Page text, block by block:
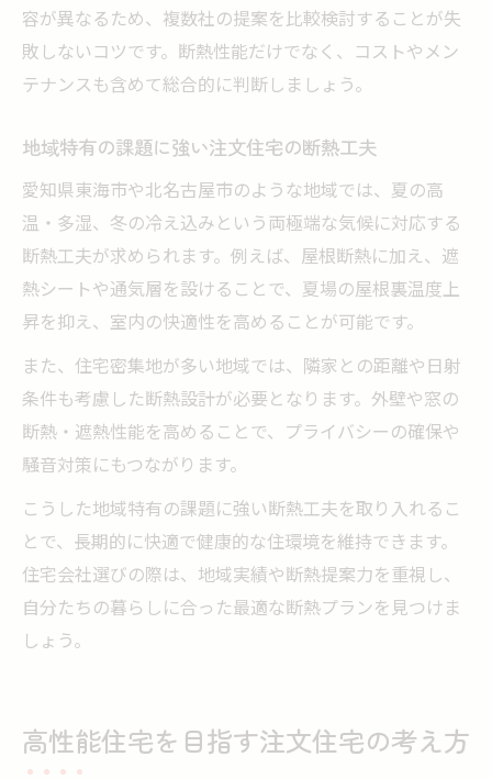
容が異なるため、複数社の提案を比較検討することが失
敗しないコツです。断熱性能だけでなく、コストやメン
テナンスも含めて総合的に判断しましょう。
地域特有の課題に強い注文住宅の断熱工夫
愛知県東海市や北名古屋市のような地域では、夏の高
温・多湿、冬の冷え込みという両極端な気候に対応する
断熱工夫が求められます。例えば、屋根断熱に加え、遮
熱シートや通気層を設けることで、夏場の屋根裏温度上
昇を抑え、室内の快適性を高めることが可能です。
また、住宅密集地が多い地域では、隣家との距離や日射
条件も考慮した断熱設計が必要となります。外壁や窓の
断熱・遮熱性能を高めることで、プライバシーの確保や
騒音対策にもつながります。
こうした地域特有の課題に強い断熱工夫を取り入れるこ
とで、長期的に快適で健康的な住環境を維持できます。
住宅会社選びの際は、地域実績や断熱提案力を重視し、
自分たちの暮らしに合った最適な断熱プランを見つけま
しょう。
高性能住宅を目指す注文住宅の考え方